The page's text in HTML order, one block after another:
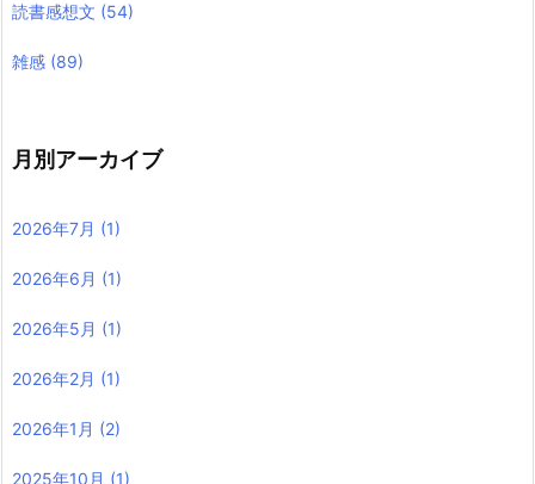
読書感想文 (54)
雑感 (89)
月別アーカイブ
2026年7月 (1)
2026年6月 (1)
2026年5月 (1)
2026年2月 (1)
2026年1月 (2)
2025年10月 (1)